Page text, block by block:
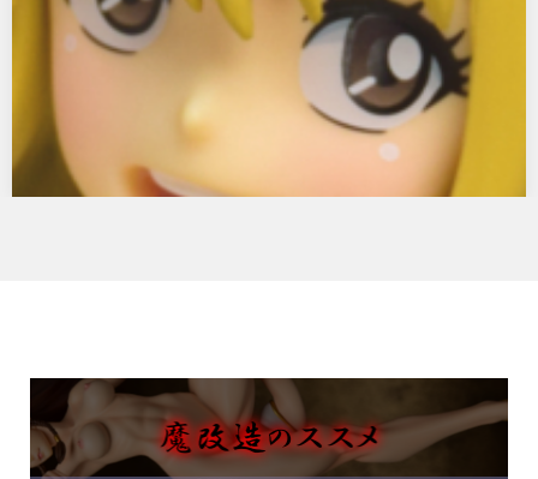
Gravure_Style
オルカトイズからFAIRY TAIL ルーシィ・ハートフィリア 水着